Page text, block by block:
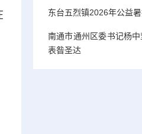
东台五烈镇2026年公益
南通市通州区委书记杨
表昝圣达